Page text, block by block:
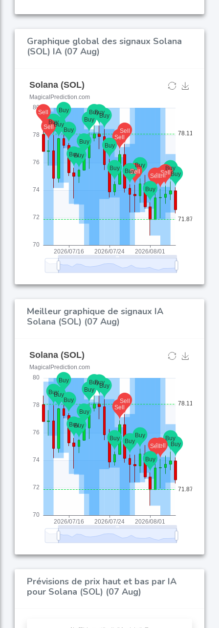
Graphique global des signaux Solana
(SOL) IA (07 Aug)
Meilleur graphique de signaux IA
Solana (SOL) (07 Aug)
Prévisions de prix haut et bas par IA
pour Solana (SOL) (07 Aug)